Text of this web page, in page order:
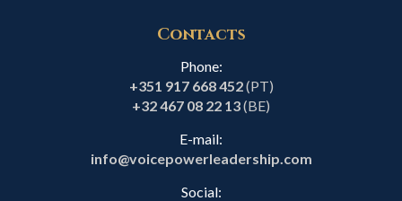
Contacts
Phone:
+351 917 668 452(PT)
+32 467 08 22 13(BE)
E-mail:
info@voicepowerleadership.com
Social: